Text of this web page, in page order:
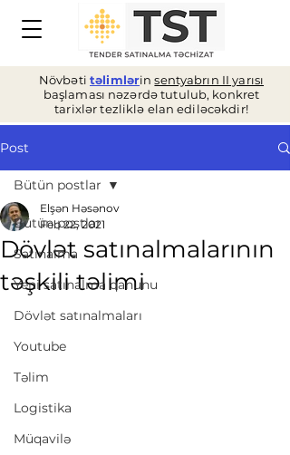
Növbəti təlimlərinsentyabrın II yarısı
başlaması nəzərdə tutulub, konkret
tarixlər tezliklə elan ediləcəkdir!
Post
Bütün postlar
Satınalma
Yeni satınalma qanunu
Dövlət satınalmaları
Youtube
Təlim
Logistika
Müqavilə
Bütün postlar
Dövlət satınalmalarının
təşkili təlimi
Elşən Həsənov
Feb 22, 2021